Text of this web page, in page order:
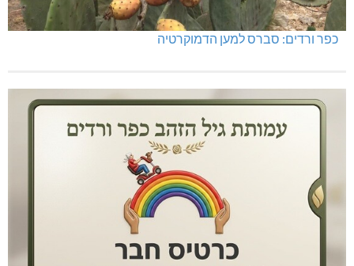
כפר ורדים: סברס למען הדמוקרטיה